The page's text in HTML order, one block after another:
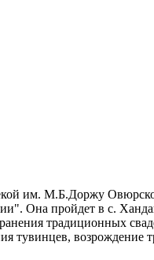
им. М.Б.Доржу
Она пройдет в с.
традиционных
тувинцев, возрождение